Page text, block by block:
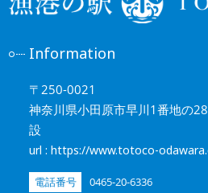
Information
〒250-0021
神奈川県小田原市早川1番地の
設
url : https://www.totoco-
電話番号
0465-20-6336